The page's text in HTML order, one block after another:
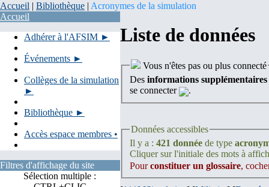
Accueil | Bibliothèque | Acronymes de la simulation
Accueil
Adhérer à l'AFSIM ►
Événements ►
Collèges de la simulation
►
Bibliothèque ►
Accès espace membres •
Filtres d'affichage du site
Sélection multiple :
Liste de données
Vous n'êtes pas ou plus connecté
Des informations supplémentaires
se connecter
.
Données accessibles
Il y a : 421 donnée de type
Cliquer sur l'initiale des mots à
Pourconstituer un glossaire,